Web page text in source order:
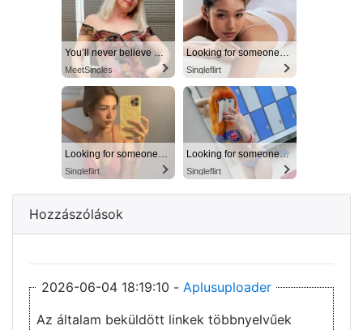
You’ll never believe why I moved to… Columbus
MeetSingles
Looking for someone in Columbus today
Singleflirt
Looking for someone in Columbus today
Singleflirt
Looking for someone in Columbus today
Singleflirt
Hozzászólások
2026-06-04 18:19:10 - Aplusuploader
Az általam beküldött linkek többnyelvűek